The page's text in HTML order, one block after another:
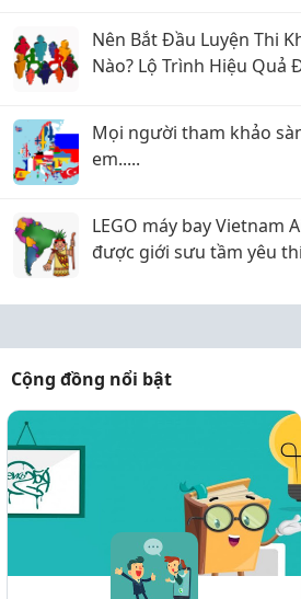
Nên Bắt Đầu Luyện Thi
Nào? Lộ Trình Hiệu Quả
Mọi người tham khảo
em.....
LEGO máy bay Vietnam
được giới sưu tầm yêu
Cộng đồng nổi bật